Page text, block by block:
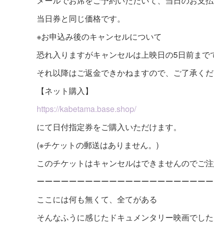
当日券と同じ価格です。
※お申込み後のキャンセルについて
恐れ入りますがキャンセルは上映日の5日前まで
それ以降はご返金できかねますので、ご了承くだ
【ネット購入】
https://kabetama.base.shop/
にて日付指定券をご購入いただけます。
(※チケットの郵送はありません。)
このチケットはキャンセルはできませんのでご注
ーーーーーーーーーーーーーーーーーーーーーー
ここには何も無くて、全てがある
そんなふうに感じたドキュメンタリー映画でした